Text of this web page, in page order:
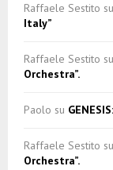
Raffaele Sestito su
Italy”
Raffaele Sestito su
Orchestra”.
Paolo su
Raffaele Sestito su
Orchestra”.